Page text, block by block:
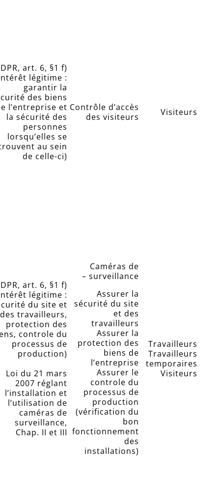
Visiteurs
Contrôle d’accès
des visiteurs
art. 6, §1 f)
légitime :
garantir la
des biens
l’entreprise et
la sécurité des
personnes
lorsqu’elles se
au sein
de celle-ci)
Travailleurs
Travailleurs
temporaires
Visiteurs
Caméras de
surveillance –
Assurer la
sécurité du site
et des
travailleurs
Assurer la
protection des
biens de
l’entreprise
Assurer le
controle du
processus de
production
(vérification du
bon
fonctionnement
des
installations)
art. 6, §1 f)
légitime :
du site et
des travailleurs,
protection des
controle du
processus de
production)
Loi du 21 mars
2007 réglant
l’installation et
l’utilisation de
caméras de
surveillance,
Chap. II et III